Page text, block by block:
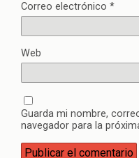
Correo electrónico *
Web
Guarda mi nombre,
navegador para la